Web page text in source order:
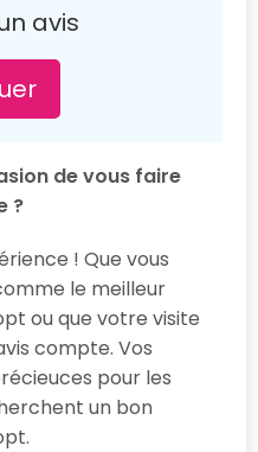
avis
de vous faire
?
! Que vous
le meilleur
ou que votre visite
compte. Vos
pour les
un bon